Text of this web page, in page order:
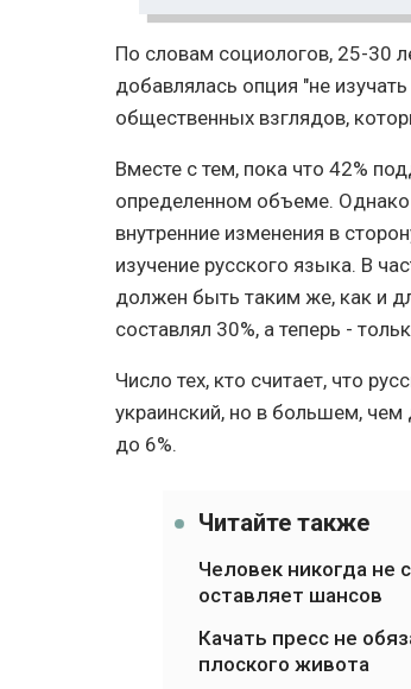
По словам социологов, 25-30
добавлялась опция "не
общественных взглядов,
Вместе с тем, пока что 42%
определенном объеме.
внутренние изменения в
изучение русского языка. В
должен быть таким же, как и
составлял 30%, а теперь -
Число тех, кто считает, что
украинский, но в большем,
до 6%.
Читайте также
Человек никогда не
оставляет шансов
Качать пресс не
плоского живота